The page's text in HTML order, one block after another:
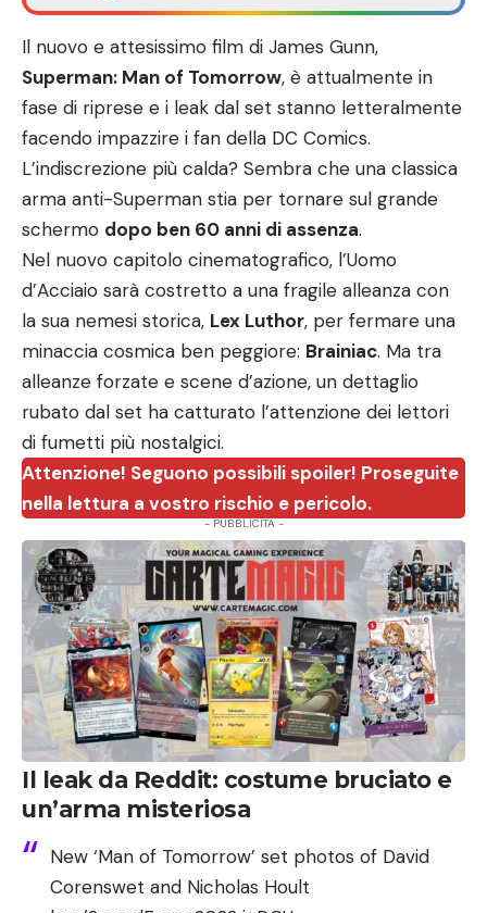
Il nuovo e attesissimo film di James Gunn,
Superman: Man of Tomorrow, è attualmente in
fase di riprese e i leak dal set stanno letteralmente
facendo impazzire i fan della DC Comics.
L’indiscrezione più calda? Sembra che una classica
arma anti-Superman stia per tornare sul grande
schermo dopo ben 60 anni di assenza.
Nel nuovo capitolo cinematografico, l’Uomo
d’Acciaio sarà costretto a una fragile alleanza con
la sua nemesi storica, Lex Luthor, per fermare una
minaccia cosmica ben peggiore: Brainiac. Ma tra
alleanze forzate e scene d’azione, un dettaglio
rubato dal set ha catturato l’attenzione dei lettori
di fumetti più nostalgici.
Attenzione! Seguono possibili spoiler! Proseguite
nella lettura a vostro rischio e pericolo.
- PUBBLICITÀ -
Il leak da Reddit: costume bruciato e
un’arma misteriosa
New ‘Man of Tomorrow’ set photos of David
Corenswet and Nicholas Hoult